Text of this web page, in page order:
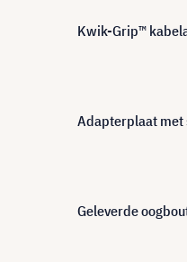
Kwik-Grip™
Adapterplaat met
Geleverde